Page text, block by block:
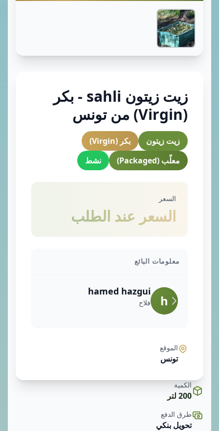
زيت زيتون sahli - بكر
(Virgin) من تونس
زيت زيتون
بكر (Virgin)
معلّب (Packaged)
نشط
السعر
السعر عند الطلب
معلومات البائع
h
hamed hazgui
فلاح
الموقع
تونس
الكمية
200 لتر
طرق الدفع
تحويل بنكي